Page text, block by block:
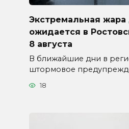
Экстремальная жара
ожидается в
8 августа
В ближайшие дни в
штормовое
18